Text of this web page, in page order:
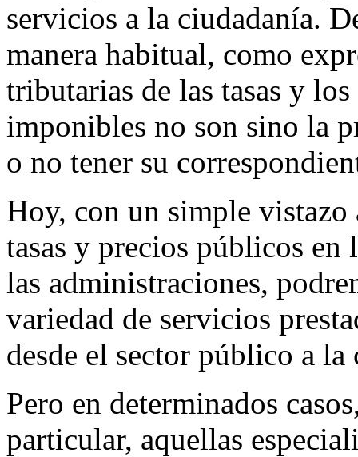
servicios a la ciudadanía.
manera habitual, como
tributarias de las tasas y
imponibles no son sino la
o no tener su
Hoy, con un simple vistazo
tasas y precios públicos en
las administraciones,
variedad de servicios
desde el sector público a
Pero en determinados
particular, aquellas